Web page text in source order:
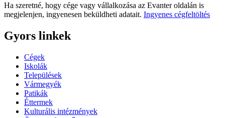
Ha szeretné, hogy cége vagy vállalkozása az Evanter oldalán is
megjelenjen, ingyenesen beküldheti adatait. Ingyenes cégfeltöltés
Gyors linkek
Cégek
Iskolák
Települések
Vármegyék
Patikák
Éttermek
Kulturális intézmények